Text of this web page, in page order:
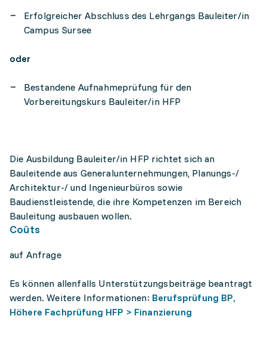
Erfolgreicher Abschluss des Lehrgangs Bauleiter/in
Campus Sursee
oder
Bestandene Aufnahmeprüfung für den
Vorbereitungskurs Bauleiter/in HFP
Die Ausbildung Bauleiter/in HFP richtet sich an
Bauleitende aus Generalunternehmungen, Planungs-/
Architektur-/ und Ingenieurbüros sowie
Baudienstleistende, die ihre Kompetenzen im Bereich
Bauleitung ausbauen wollen.
Coûts
auf Anfrage
Es können allenfalls Unterstützungsbeiträge beantragt
werden. Weitere Informationen: Berufsprüfung BP,
Höhere Fachprüfung HFP > Finanzierung